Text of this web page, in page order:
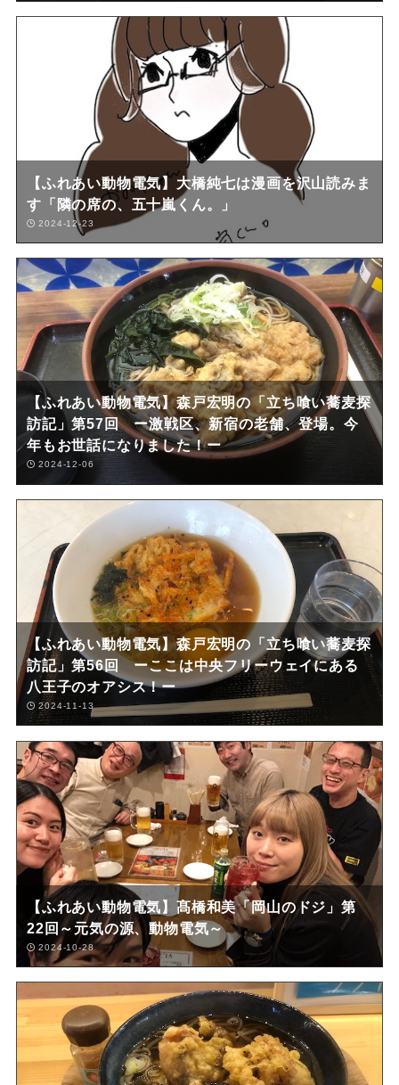
【ふれあい動物電気】大橋純七は漫画を沢山読みま
す「隣の席の、五十嵐くん。」
2024-12-23
【ふれあい動物電気】森戸宏明の「立ち喰い蕎麦探
訪記」第57回 ー激戦区、新宿の老舗、登場。今
年もお世話になりました！ー
2024-12-06
【ふれあい動物電気】森戸宏明の「立ち喰い蕎麦探
訪記」第56回 ーここは中央フリーウェイにある
八王子のオアシス！ー
2024-11-13
【ふれあい動物電気】髙橋和美「岡山のドジ」第
22回～元気の源、動物電気～
2024-10-28